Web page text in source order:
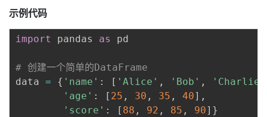
者
堂
支
我
示例代码
import pandas as pd
# 创建一个简单的DataFrame
data = { 'name' : [ 'Alice' , 'Bob' , 'Charlie'
'age' : [ 25 , 30 , 35 , 40] ,
'score' : [ 88 , 92 , 85 , 90] }